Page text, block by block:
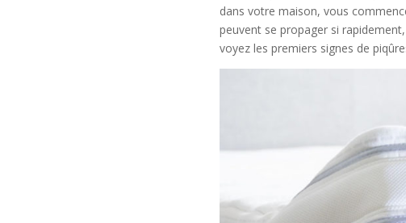
dans votre maison, vous
peuvent se propager si
voyez les premiers signes de